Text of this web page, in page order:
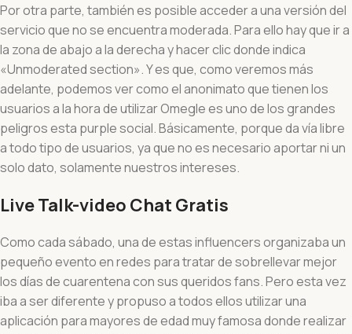
Por otra parte, también es posible acceder a una versión del
servicio que no se encuentra moderada. Para ello hay que ir a
la zona de abajo a la derecha y hacer clic donde indica
«Unmoderated section». Y es que, como veremos más
adelante, podemos ver como el anonimato que tienen los
usuarios a la hora de utilizar Omegle es uno de los grandes
peligros esta purple social. Básicamente, porque da vía libre
a todo tipo de usuarios, ya que no es necesario aportar ni un
solo dato, solamente nuestros intereses.
Live Talk-video Chat Gratis
Como cada sábado, una de estas influencers organizaba un
pequeño evento en redes para tratar de sobrellevar mejor
los días de cuarentena con sus queridos fans. Pero esta vez
iba a ser diferente y propuso a todos ellos utilizar una
aplicación para mayores de edad muy famosa donde realizar